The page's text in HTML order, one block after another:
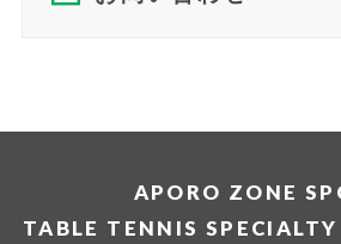
APORO ZONE
TABLE TENNIS